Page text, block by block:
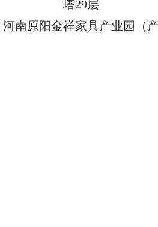
塔29层
南原阳金祥家具产业园（